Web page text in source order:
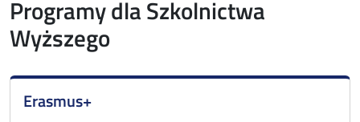
Programy dla Szkolnictwa
Wyższego
Erasmus+